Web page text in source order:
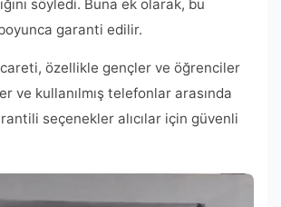
söyledi. Buna ek olarak, bu
garanti edilir.
özellikle gençler ve öğrenciler
ve kullanılmış telefonlar arasında
seçenekler alıcılar için güvenli